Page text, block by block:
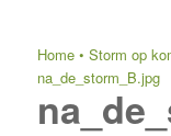
Home• Storm op
na_de_storm_B.jpg